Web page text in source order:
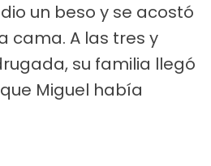
un beso y se acostó
cama. A las tres y
su familia llegó
Miguel había